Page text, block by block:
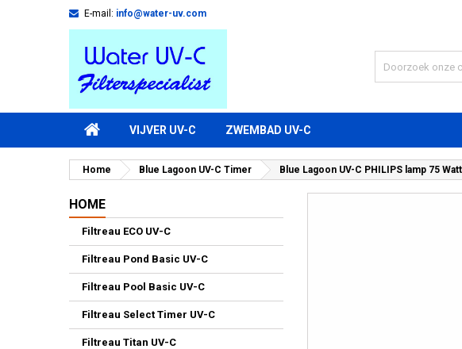
E-mail: info@water-uv.com
VIJVER UV-C ZWEMBAD UV-C
Home Blue Lagoon UV-C Timer Blue Lagoon UV-C PHILIPS lamp 75
HOME
Filtreau ECO UV-C
Filtreau Pond Basic UV-C
Filtreau Pool Basic UV-C
Filtreau Select Timer UV-C
Filtreau Titan UV-C